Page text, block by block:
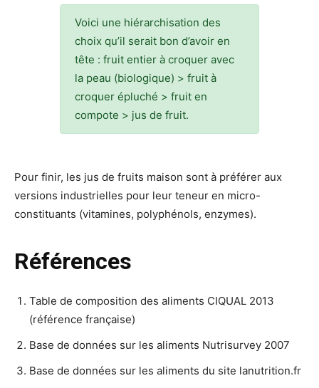
Voici une hiérarchisation des
choix qu’il serait bon d’avoir en
tête : fruit entier à croquer avec
la peau (biologique) > fruit à
croquer épluché > fruit en
compote > jus de fruit.
Pour finir, les jus de fruits maison sont à préférer aux
versions industrielles pour leur teneur en micro-
constituants (vitamines, polyphénols, enzymes).
Références
Table de composition des aliments CIQUAL 2013
(référence française)
Base de données sur les aliments Nutrisurvey 2007
Base de données sur les aliments du site lanutrition.fr